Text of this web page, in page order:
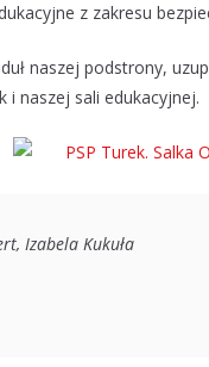
z zakresu
naszej podstrony,
naszej sali edukacyjnej.
Izabela Kukuła